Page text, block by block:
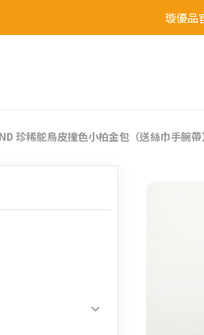
璇優品
珍稀鴕鳥皮撞色小柏金包（送絲巾手腕